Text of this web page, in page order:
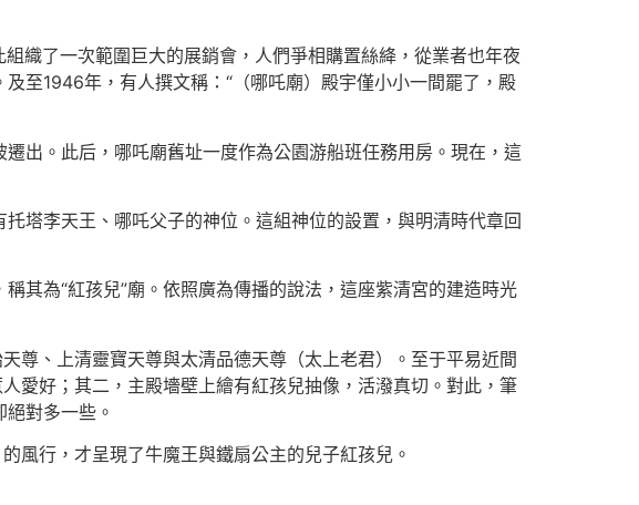
織了一次範圍巨大的展銷會，人們爭相購置絲絳，從業者也年夜
至1946年，有人撰文稱：“（哪吒廟）殿宇僅小小一間罷了，殿
出。此后，哪吒廟舊址一度作為公園游船班任務用房。現在，這
塔李天王、哪吒父子的神位。這組神位的設置，與明清時代章回
其為“紅孩兒”廟。依照廣為傳播的說法，這座紫清宮的建造時光
尊、上清靈寶天尊與太清品德天尊（太上老君）。至于平易近間
愛好；其二，主殿墻壁上繪有紅孩兒抽像，活潑真切。對此，筆
對多一些。
風行，才呈現了牛魔王與鐵扇公主的兒子紅孩兒。